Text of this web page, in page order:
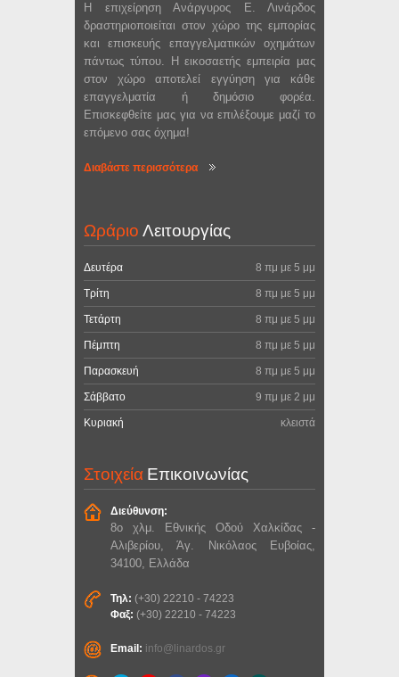
Η επιχείρηση Ανάργυρος Ε. Λινάρδος
δραστηριοποιείται στον χώρο της εμπορίας
και επισκευής επαγγελματικών οχημάτων
πάντως τύπου. Η εικοσαετής εμπειρία μας
στον χώρο αποτελεί εγγύηση για κάθε
επαγγελματία ή δημόσιο φορέα.
Επισκεφθείτε μας για να επιλέξουμε μαζί το
επόμενο σας όχημα!
Διαβάστε περισσότερα
ΩράριοΛειτουργίας
Δευτέρα 8 πμ με 5 μμ
Τρίτη 8 πμ με 5 μμ
Τετάρτη 8 πμ με 5 μμ
Πέμπτη 8 πμ με 5 μμ
Παρασκευή 8 πμ με 5 μμ
Σάββατο 9 πμ με 2 μμ
Κυριακή κλειστά
ΣτοιχείαΕπικοινωνίας
Διεύθυνση:
8ο χλμ. Εθνικής Οδού Χαλκίδας -
Αλιβερίου, Άγ. Νικόλαος Ευβοίας,
34100, Ελλάδα
Τηλ: (+30) 22210 - 74223
Φαξ: (+30) 22210 - 74223
Email: info@linardos.gr